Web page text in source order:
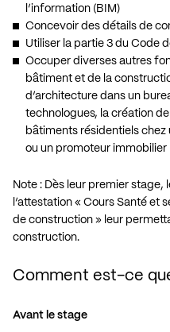
l’information (BIM)
Concevoir des détails de
Utiliser la partie 3 du Code
Occuper diverses autres
bâtiment et de la
d’architecture dans un
technologues, la création
bâtiments résidentiels
ou un promoteur immobilier
Note : Dès leur premier
l’attestation « Cours Santé et
de construction » leur
construction.
Comment est-ce
Avant le stage